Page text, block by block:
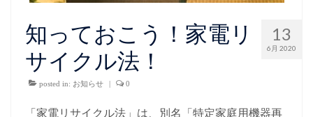
13
6月 2020
知っておこう！家電リ
サイクル法！
posted in: お知らせ | 0
「家電リサイクル法」は、別名「特定家庭用機器再